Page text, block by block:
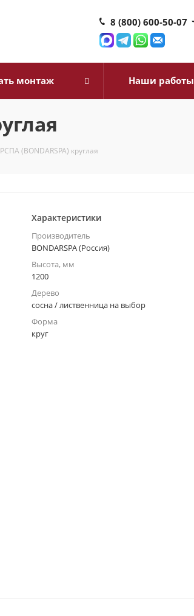
8 (800) 600-50-07
монтаж Наши работы
(BONDARSPA) круглая
Характеристики
Производитель
BONDARSPA (Россия)
Высота, мм
1200
Дерево
сосна / лиственница на выбор
Форма
круг